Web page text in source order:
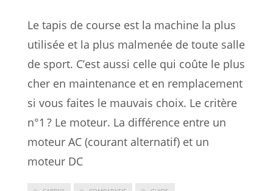
Le tapis de course est la machine la plus
utilisée et la plus malmenée de toute salle
de sport. C’est aussi celle qui coûte le plus
cher en maintenance et en remplacement
si vous faites le mauvais choix. Le critère
n°1 ? Le moteur. La différence entre un
moteur AC (courant alternatif) et un
moteur DC